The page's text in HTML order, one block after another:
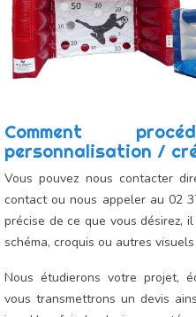
Comment
personnalisation /
Vous pouvez nous contacter
contact ou nous appeler au 02
précise de ce que vous désirez,
schéma, croquis ou autres
Nous étudierons votre projet,
vous transmettrons un devis